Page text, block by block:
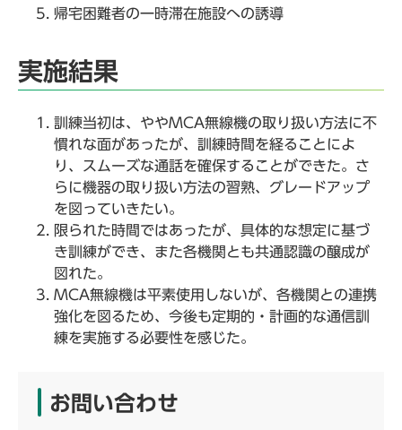
帰宅困難者の一時滞在施設への誘導
実施結果
訓練当初は、ややMCA無線機の取り扱い方法に不
慣れな面があったが、訓練時間を経ることによ
り、スムーズな通話を確保することができた。さ
らに機器の取り扱い方法の習熟、グレードアップ
を図っていきたい。
限られた時間ではあったが、具体的な想定に基づ
き訓練ができ、また各機関とも共通認識の醸成が
図れた。
MCA無線機は平素使用しないが、各機関との連携
強化を図るため、今後も定期的・計画的な通信訓
練を実施する必要性を感じた。
お問い合わせ